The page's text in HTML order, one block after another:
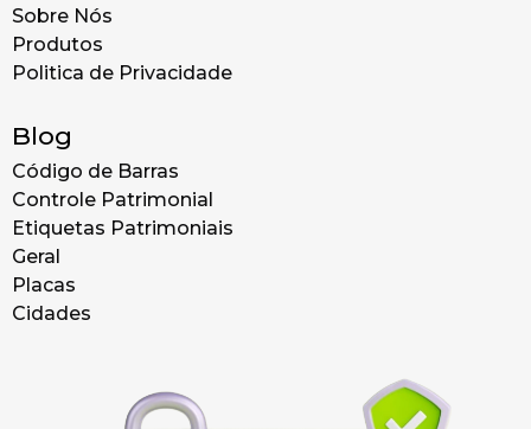
Sobre Nós
Produtos
Politica de Privacidade
Blog
Código de Barras
Controle Patrimonial
Etiquetas Patrimoniais
Geral
Placas
Cidades